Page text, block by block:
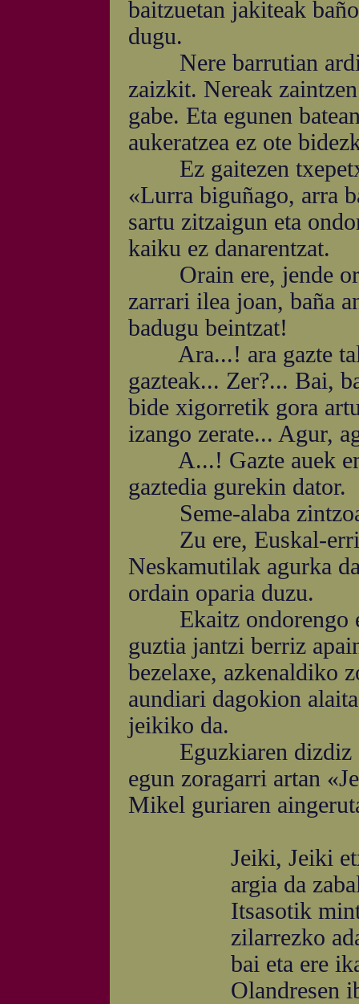
baitzuetan jakiteak
dugu.
Nere barrutian ardi
zaizkit. Nereak
gabe. Eta egunen
aukeratzea ez ote
Ez gaitezen
«Lurra biguñago, arra
sartu zitzaigun eta
kaiku ez danarentzat.
Orain ere, jende
zarrari ilea joan, baña
badugu beintzat!
Ara...! ara gazte
gazteak... Zer?... Bai,
bide xigorretik gora
izango zerate... Agur,
A...! Gazte auek
gaztedia gurekin dator.
Seme-alaba
Zu ere, Euskal-erri
Neskamutilak agurka
ordain oparia duzu.
Ekaitz ondorengo
guztia jantzi berriz
bezelaxe, azkenaldiko
aundiari dagokion
jeikiko da.
Eguzkiaren dizdiz
egun zoragarri artan
Mikel guriaren
Jeiki, Jeiki
argia da
Itsasotik
zilarrezko
bai eta ere
Olandresen